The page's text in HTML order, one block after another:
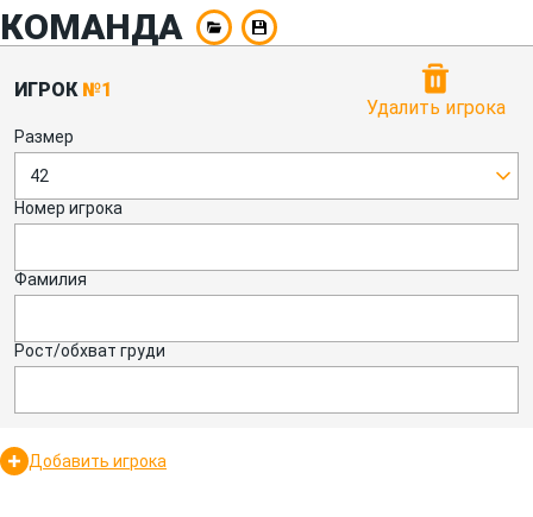
КОМАНДА
ИГРОК №1
Удалить игрока
Размер
42
Номер игрока
Фамилия
Рост/обхват груди
Добавить игрока